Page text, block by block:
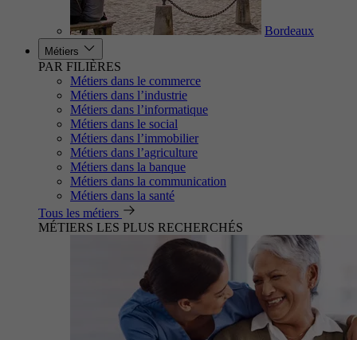
Bordeaux
Métiers
PAR FILIÈRES
Métiers dans le commerce
Métiers dans l’industrie
Métiers dans l’informatique
Métiers dans le social
Métiers dans l’immobilier
Métiers dans l’agriculture
Métiers dans la banque
Métiers dans la communication
Métiers dans la santé
Tous les métiers
MÉTIERS LES PLUS RECHERCHÉS